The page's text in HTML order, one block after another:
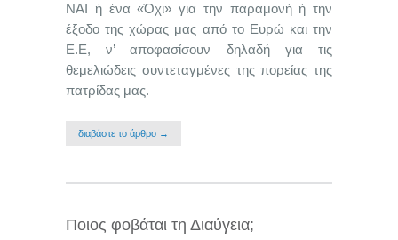
ΝΑΙ ή ένα «Όχι» για την παραμονή ή την
έξοδο της χώρας μας από το Ευρώ και την
Ε.Ε, ν’ αποφασίσουν δηλαδή για τις
θεμελιώδεις συντεταγμένες της πορείας της
πατρίδας μας.
διαβάστε το άρθρο →
Ποιος φοβάται τη Διαύγεια;